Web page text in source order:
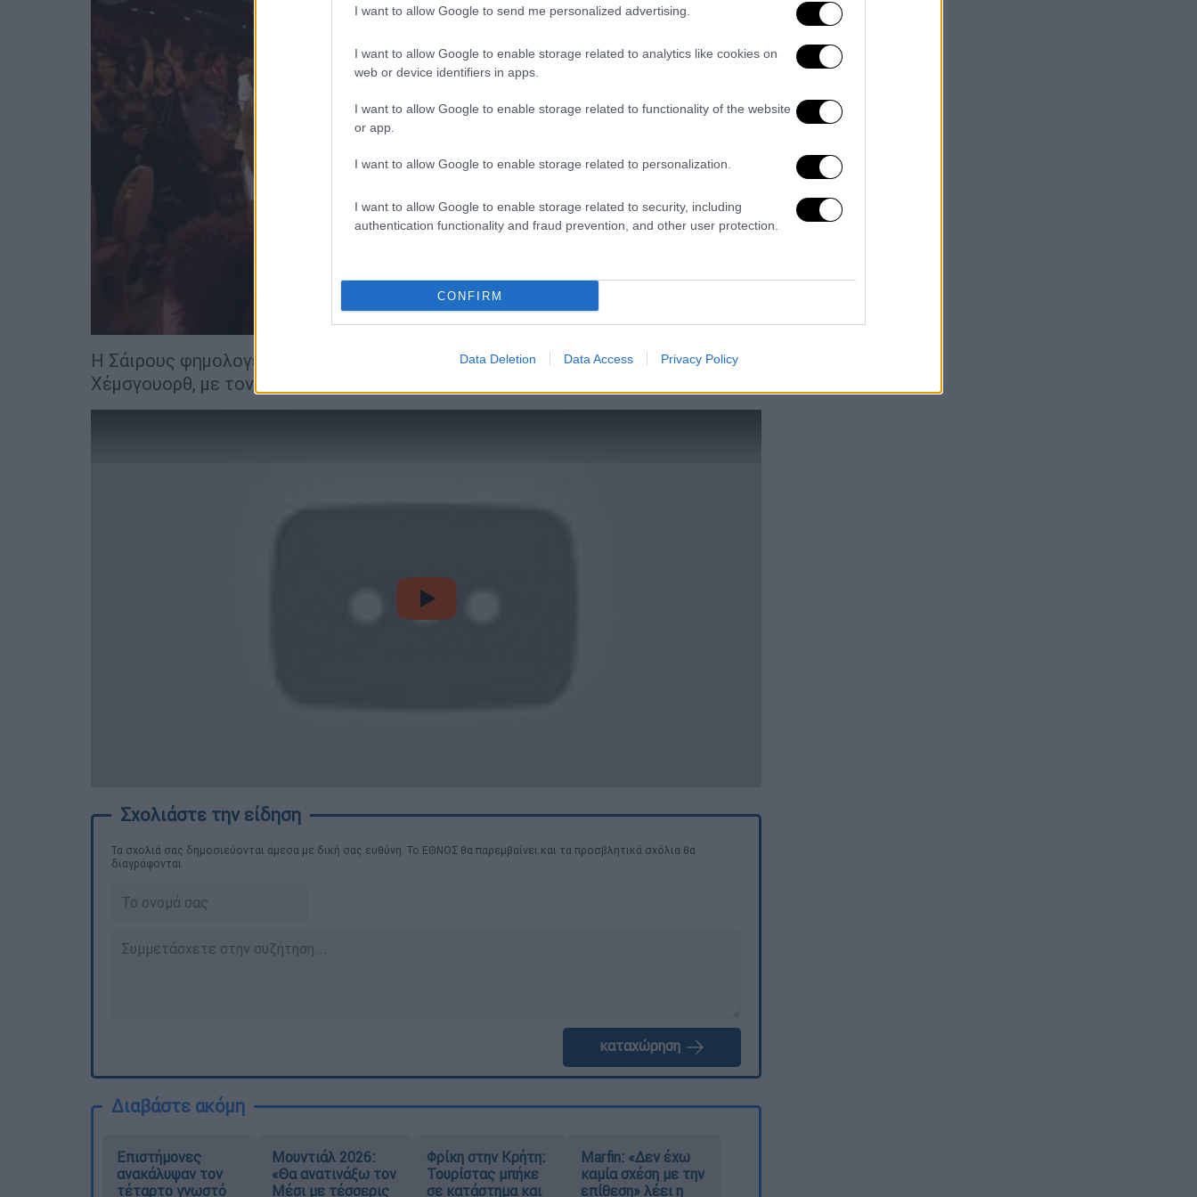
I want to allow Google to send me personalized advertising.
I want to allow Google to enable storage related to analytics like cookies on
web or device identifiers in apps.
I want to allow Google to enable storage related to functionality of the website
or app.
I want to allow Google to enable storage related to personalization.
I want to allow Google to enable storage related to security, including
authentication functionality and fraud prevention, and other user protection.
CONFIRM
Data Deletion Data Access Privacy Policy
video
Η Σάιρους φημολογείται ότι έγραψε το τραγούδι για τον πρώην σύζυγό της, Λίαμ
Χέμσγουορθ, με τον οποίο ήταν παντρεμένη από το 2018 έως το 2020.
video
Τα σχολιά σας δημοσιεύονται άμεσα με δική σας ευθύνη. Το ΕΘΝΟΣ θα παρεμβαίνει και τα προσβλητικά σχόλια θα
διαγράφονται
καταχώρηση
Διαβάστε ακόμη
Επιστήμονες
ανακάλυψαν τον
τέταρτο γνωστό
Μουντιάλ 2026:
«Θα ανατινάξω τον
Μέσι με τέσσερις
Φρίκη στην Κρήτη:
Τουρίστας μπήκε
σε κατάστημα και
Marfin: «Δεν έχω
καμία σχέση με την
επίθεση» λέει η